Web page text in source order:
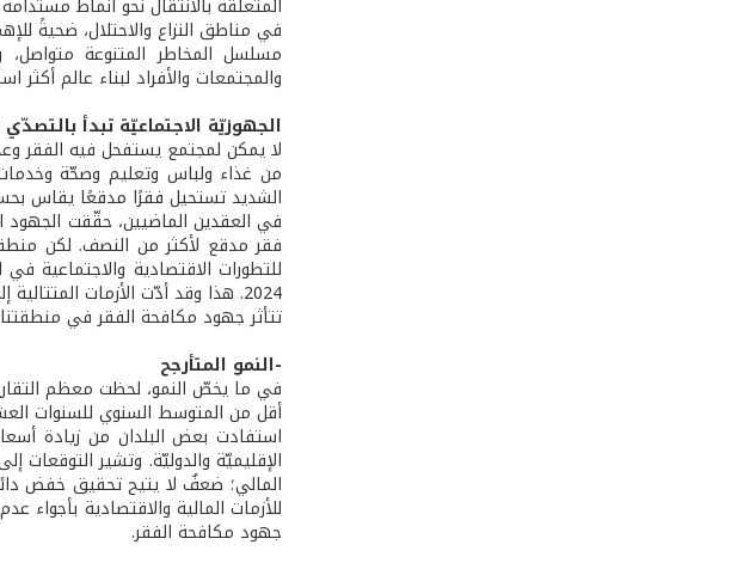
المتعلقة بالانتقال نحو أنماط
في مناطق النزاع والاحتلال، ضحيةً
مسلسل المخاطر المتنوعة
والمجتمعات والأفراد لبناء عالم أكثر
الجهوزيّة الاجتماعيّة تبدأ
لا يمكن لمجتمع يستفحل فيه الفقر
من غذاء ولباس وتعليم وصحّة وخدمات
الشديد تستحيل فقرًا مدقعًا يقاس بحسب
في العقدين الماضيين، حقّقت الجهود
2024. هذا وقد أدّت الأزمات المتتالية إلى زيادة كلٍ من نسبة الفقر وشدّته في آنٍ واحد.
تتأثر جهود مكافحة الفقر في
-النمو المتأرجح
استفادت بعض البلدان من زيادة
الإقليميّة والدوليّة. وتشير
المالي؛ ضعفٌ لا يتيح تحقيق خفض
للأزمات المالية والاقتصادية
جهود مكافحة الفقر.